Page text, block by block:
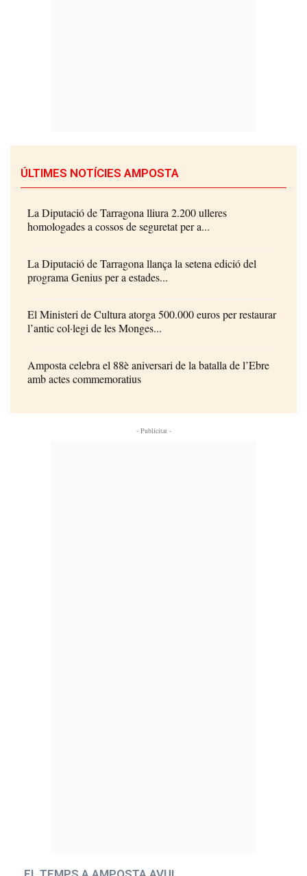
ÚLTIMES NOTÍCIES AMPOSTA
La Diputació de Tarragona lliura 2.200 ulleres
homologades a cossos de seguretat per a...
La Diputació de Tarragona llança la setena edició del
programa Genius per a estades...
El Ministeri de Cultura atorga 500.000 euros per restaurar
l’antic col·legi de les Monges...
Amposta celebra el 88è aniversari de la batalla de l’Ebre
amb actes commemoratius
- Publicitat -